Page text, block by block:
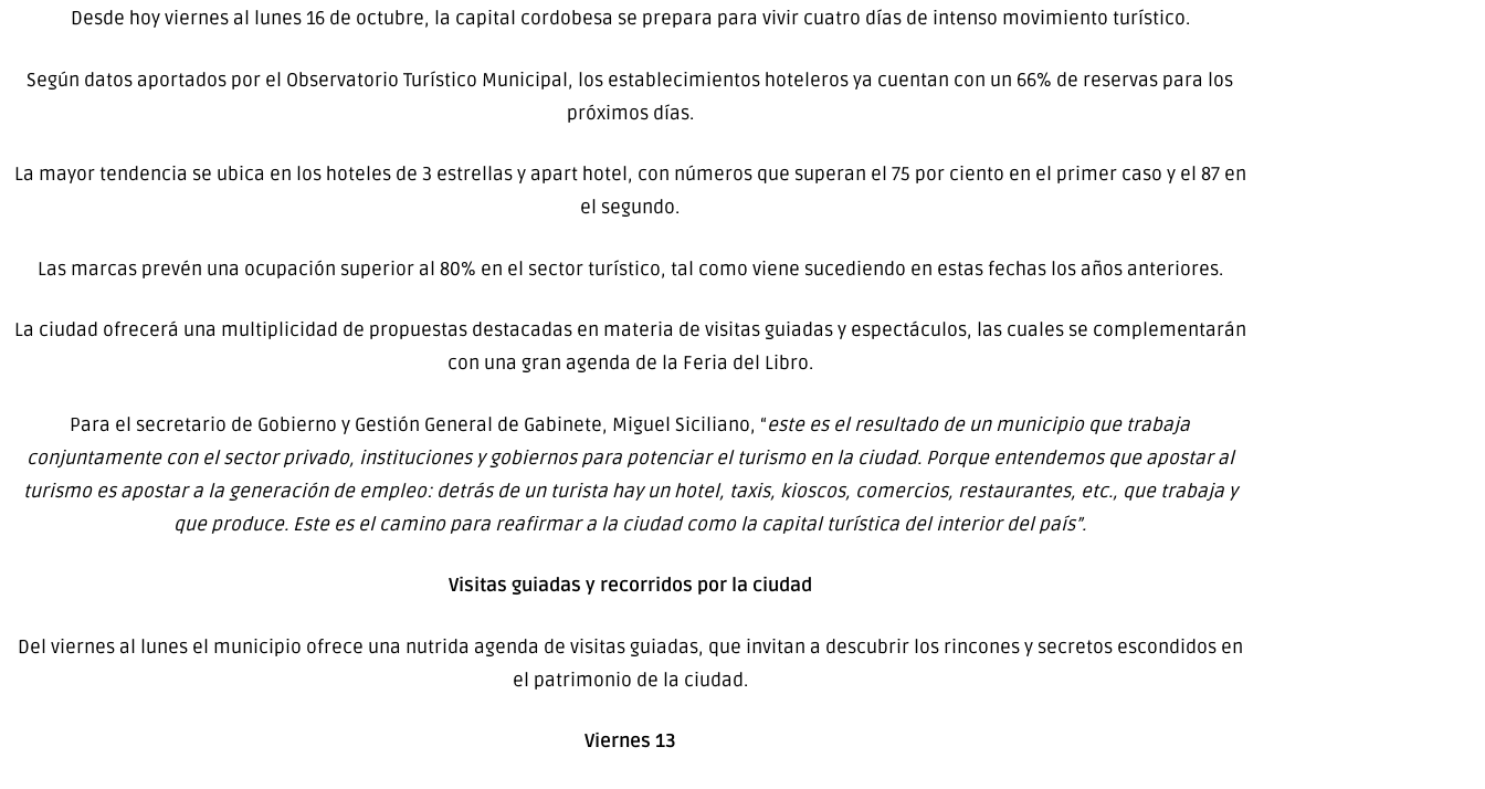
Desde hoy viernes al lunes 16 de octubre, la capital cordobesa se prepara para vivir cuatro días de intenso movimiento turístico.
Según datos aportados por el Observatorio Turístico Municipal, los establecimientos hoteleros ya cuentan con un 66% de reservas para los
próximos días.
La mayor tendencia se ubica en los hoteles de 3 estrellas y apart hotel, con números que superan el 75 por ciento en el primer caso y el 87 en
el segundo.
Las marcas prevén una ocupación superior al 80% en el sector turístico, tal como viene sucediendo en estas fechas los años anteriores.
La ciudad ofrecerá una multiplicidad de propuestas destacadas en materia de visitas guiadas y espectáculos, las cuales se complementarán
con una gran agenda de la Feria del Libro.
Para el secretario de Gobierno y Gestión General de Gabinete, Miguel Siciliano, “este es el resultado de un municipio que trabaja
conjuntamente con el sector privado, instituciones y gobiernos para potenciar el turismo en la ciudad. Porque entendemos que apostar al
turismo es apostar a la generación de empleo: detrás de un turista hay un hotel, taxis, kioscos, comercios, restaurantes, etc., que trabaja y
que produce. Este es el camino para reafirmar a la ciudad como la capital turística del interior del país”.
Visitas guiadas y recorridos por la ciudad
Del viernes al lunes el municipio ofrece una nutrida agenda de visitas guiadas, que invitan a descubrir los rincones y secretos escondidos en
el patrimonio de la ciudad.
Viernes 13